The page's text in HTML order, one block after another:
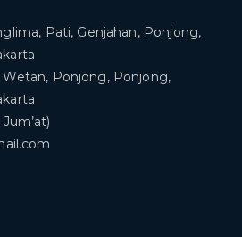
Pati, Genjahan, Ponjong,
Wetan, Ponjong, Ponjong,